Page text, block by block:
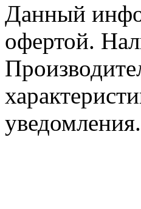
Данный
офертой.
уведомления.